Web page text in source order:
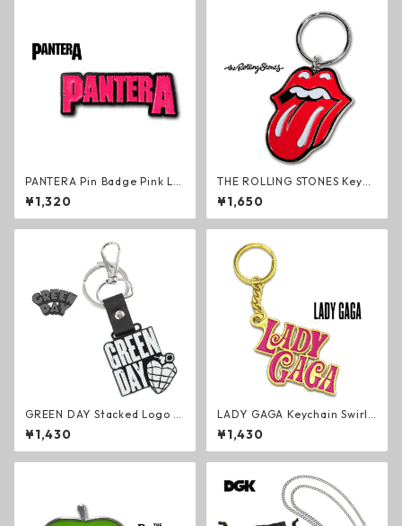
PANTERA Pin Badge Pink Lo
go ピンバッジ ロゴ パンテラ
グルーヴメタル ヘヴィメタル
グッズ
¥1,320
THE ROLLING STONES Keych
ain Classic Tongue キーリン
グ ザ・ローリング・ストーン
ズ ロック ミック・ジャガー キ
¥1,650
GREEN DAY Stacked Logo &
Grenade キーリング 蓄光 グ
リーン・デイ ロック メロコア
パンク キーホルダー Glow in
¥1,430
LADY GAGA Keychain Swirly
Logo キーリング レディー・
ガガ ポップ エレクトロ ダンス
キーホルダー グッズ
¥1,430